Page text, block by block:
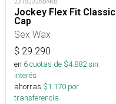
23182026BARB
Jockey Flex Fit Classic
Cap
Sex Wax
$ 29.290
en 6cuotas de $4.882sin
interés
ahorras $1.170 por
transferencia.